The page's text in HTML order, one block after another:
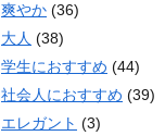
爽やか (36)
大人 (38)
学生におすすめ (44)
社会人におすすめ (39)
エレガント (3)